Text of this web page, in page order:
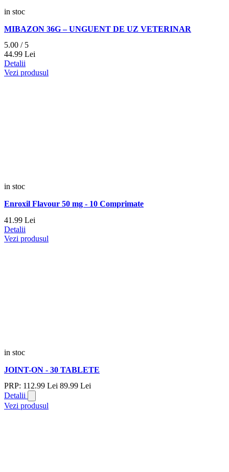
in stoc
MIBAZON 36G – UNGUENT DE UZ VETERINAR
5.00 / 5
44.99 Lei
Detalii
Vezi produsul
in stoc
Enroxil Flavour 50 mg - 10 Comprimate
41.99 Lei
Detalii
Vezi produsul
in stoc
JOINT-ON - 30 TABLETE
PRP: 112.99 Lei 89.99 Lei
Detalii
Vezi produsul